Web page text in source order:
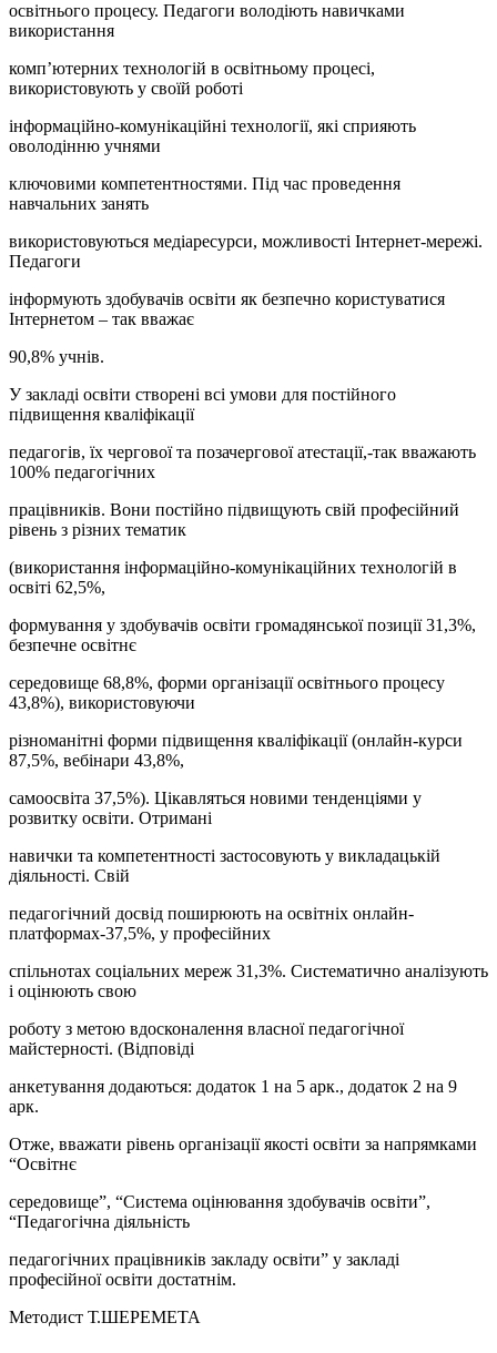
освітнього процесу. Педагоги володіють навичками
використання
комп’ютерних технологій в освітньому процесі,
використовують у своїй роботі
інформаційно-комунікаційні технології, які сприяють
оволодінню учнями
ключовими компетентностями. Під час проведення
навчальних занять
використовуються медіаресурси, можливості Інтернет-мережі.
Педагоги
інформують здобувачів освіти як безпечно користуватися
Інтернетом – так вважає
90,8% учнів.
У закладі освіти створені всі умови для постійного
підвищення кваліфікації
педагогів, їх чергової та позачергової атестації,-так вважають
100% педагогічних
працівників. Вони постійно підвищують свій професійний
рівень з різних тематик
(використання інформаційно-комунікаційних технологій в
освіті 62,5%,
формування у здобувачів освіти громадянської позиції 31,3%,
безпечне освітнє
середовище 68,8%, форми організації освітнього процесу
43,8%), використовуючи
різноманітні форми підвищення кваліфікації (онлайн-курси
87,5%, вебінари 43,8%,
самоосвіта 37,5%). Цікавляться новими тенденціями у
розвитку освіти. Отримані
навички та компетентності застосовують у викладацькій
діяльності. Свій
педагогічний досвід поширюють на освітніх онлайн-
платформах-37,5%, у професійних
спільнотах соціальних мереж 31,3%. Систематично аналізують
і оцінюють свою
роботу з метою вдосконалення власної педагогічної
майстерності. (Відповіді
анкетування додаються: додаток 1 на 5 арк., додаток 2 на 9
арк.
Отже, вважати рівень організації якості освіти за напрямками
“Освітнє
середовище”, “Система оцінювання здобувачів освіти”,
“Педагогічна діяльність
педагогічних працівників закладу освіти” у закладі
професійної освіти достатнім.
Методист Т.ШЕРЕМЕТА